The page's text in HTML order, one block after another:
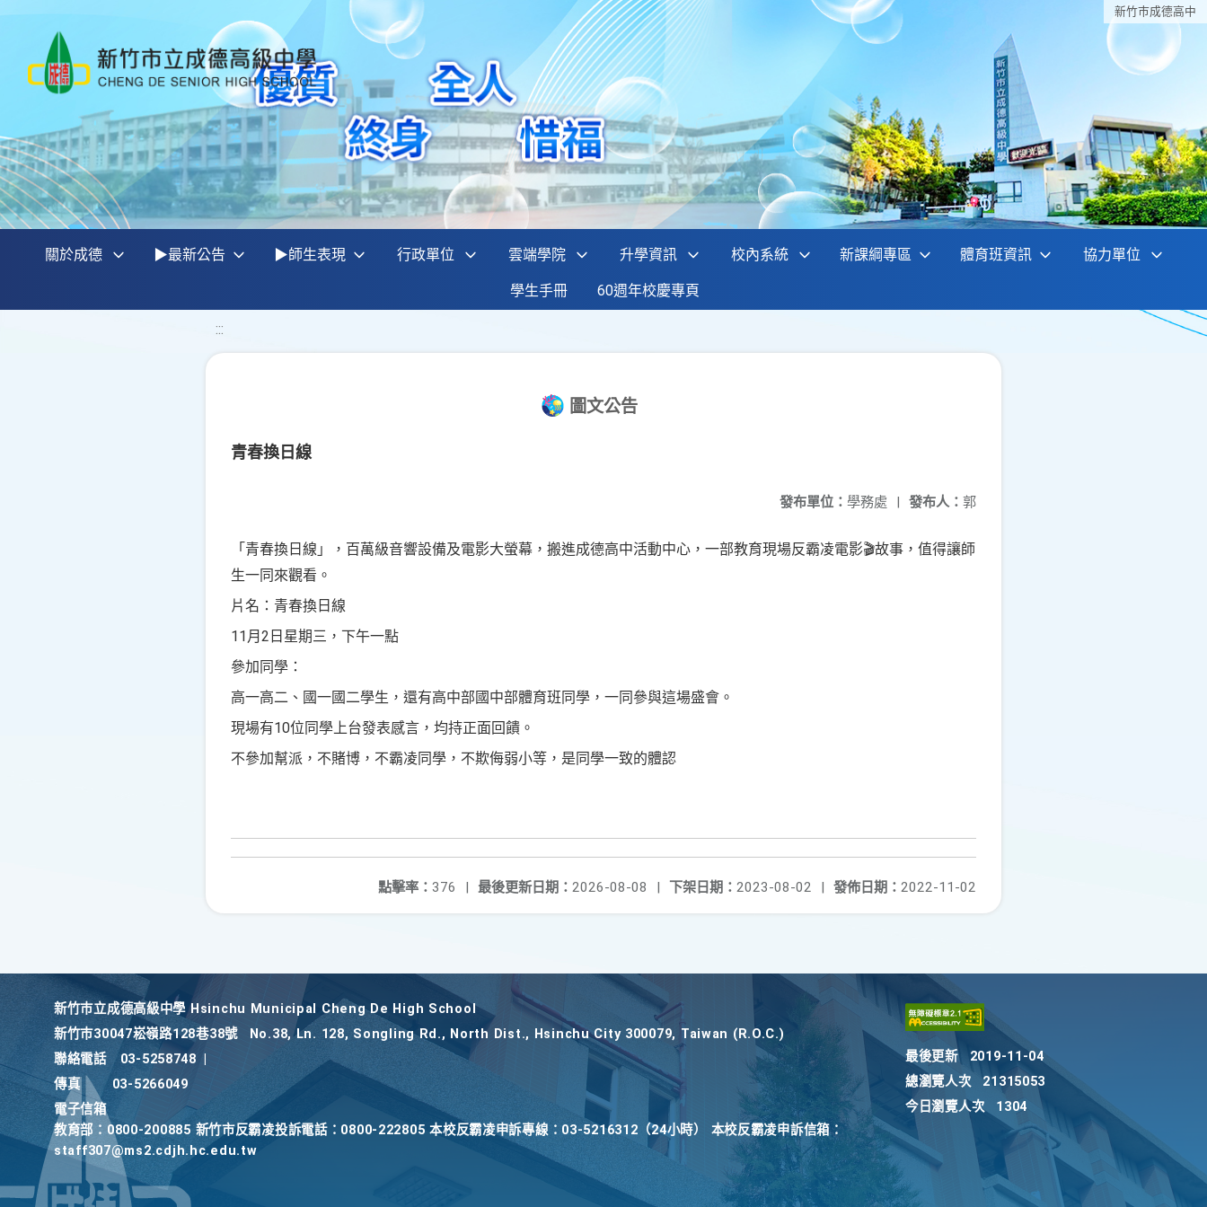
新竹巿成德高中
關於成德 ▶最新公告 ▶師生表現 行政單位 雲端學院 升學資訊 校內系統 新課綱專區 體育班資訊 協力單位
學生手冊 60週年校慶專頁
:::
圖文公告
青春換日線
發布人： 郭
發布單位： 學務處 |
「青春換日線」，百萬級音響設備及電影大螢幕，搬進成德高中活動中心，一部教育現場反霸凌電影🎬故事，值得讓師
生一同來觀看。
片名：青春換日線
11月2日星期三，下午一點
參加同學：
高一高二、國一國二學生，還有高中部國中部體育班同學，一同參與這場盛會。
現場有10位同學上台發表感言，均持正面回饋。
不參加幫派，不賭博，不霸凌同學，不欺侮弱小等，是同學一致的體認
發佈日期： 2022-11-02
下架日期： 2023-08-02 |
最後更新日期： 2026-08-08 |
點擊率： 376 |
新竹巿立成德高級中學 Hsinchu Municipal Cheng De High School
新竹巿30047崧嶺路128巷38號
No.38, Ln. 128, Songling Rd., North Dist., Hsinchu City 300079, Taiwan (R.O.C.)
聯絡電話
03-5258748
傳真
03-5266049
電子信箱
教育部：0800-200885 新竹市反霸凌投訴電話：0800-222805 本校反霸凌申訴專線：03-5216312（24小時） 本校反霸凌申訴信箱：
staff307@ms2.cdjh.hc.edu.tw
最後更新
2019-11-04
總瀏覽人次
21315053
今日瀏覽人次
1304